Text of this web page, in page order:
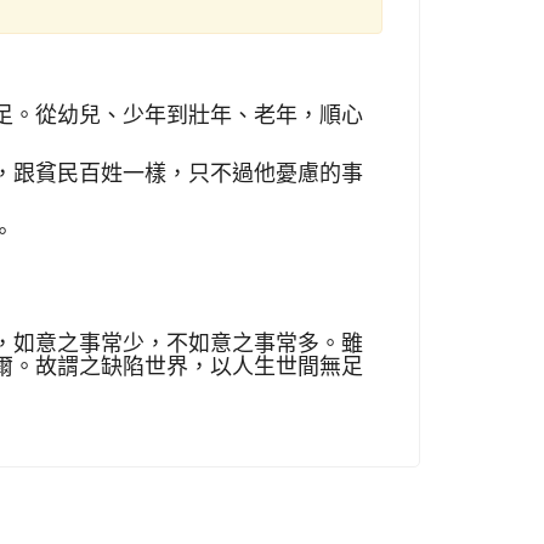
從幼兒、少年到壯年、老年，順心
貧民百姓一樣，只不過他憂慮的事
意之事常少，不如意之事常多。雖
故謂之缺陷世界，以人生世間無足